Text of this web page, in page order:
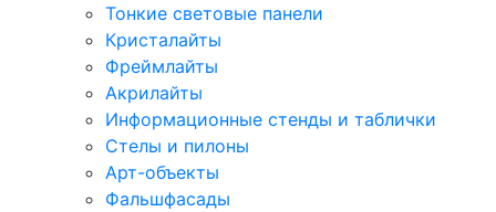
Тонкие световые панели
Кристалайты
Фреймлайты
Акрилайты
Информационные стенды и таблички
Стелы и пилоны
Арт-объекты
Фальшфасады